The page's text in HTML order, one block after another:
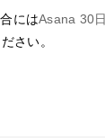
にはAsana 30
さい。